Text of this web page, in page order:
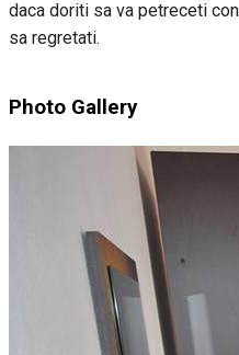
daca doriti sa va petreceti
sa regretati.
Photo Gallery